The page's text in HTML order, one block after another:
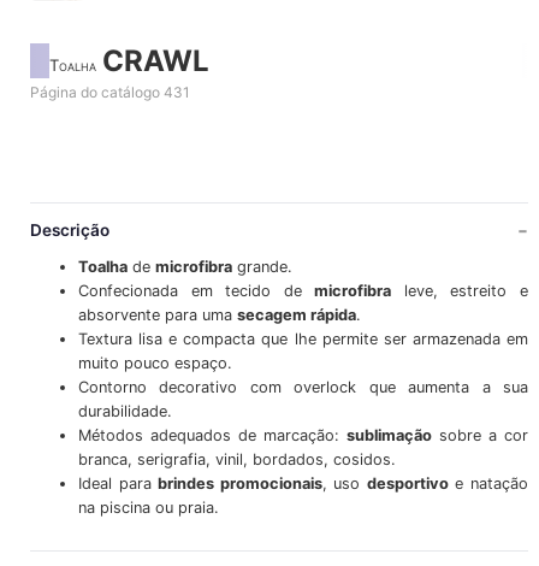
Toalha CRAWL
Página do catálogo 431
Descrição
Toalhade microfibragrande.
Confecionada em tecido demicrofibra leve, estreito e
absorvente para uma secagem rápida.
Textura lisa e compacta que lhe permite ser armazenada em
muito pouco espaço.
Contorno decorativo com overlock que aumenta a sua
durabilidade.
Métodos adequados de marcação:sublimação sobre a cor
branca, serigrafia, vinil, bordados, cosidos.
Ideal parabrindes promocionais, uso desportivoe natação
na piscina ou praia.